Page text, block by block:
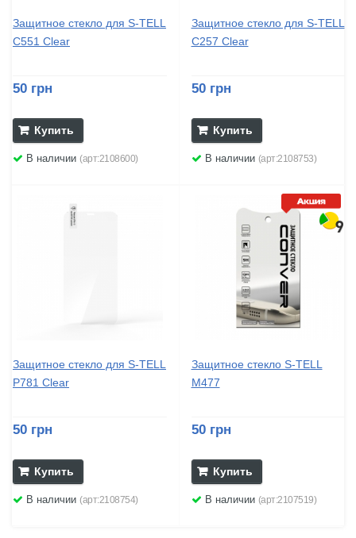
Защитное стекло для S-TELL
C551 Clear
50 грн
Купить
В наличии (арт:2108600)
Защитное стекло для S-TELL
C257 Clear
50 грн
Купить
В наличии (арт:2108753)
Защитное стекло для S-TELL
P781 Clear
50 грн
Купить
В наличии (арт:2108754)
Защитное стекло S-TELL
M477
50 грн
Купить
В наличии (арт:2107519)